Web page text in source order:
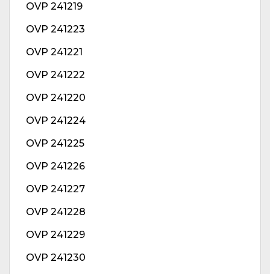
OVP 241219
OVP 241223
OVP 241221
OVP 241222
OVP 241220
OVP 241224
OVP 241225
OVP 241226
OVP 241227
OVP 241228
OVP 241229
OVP 241230